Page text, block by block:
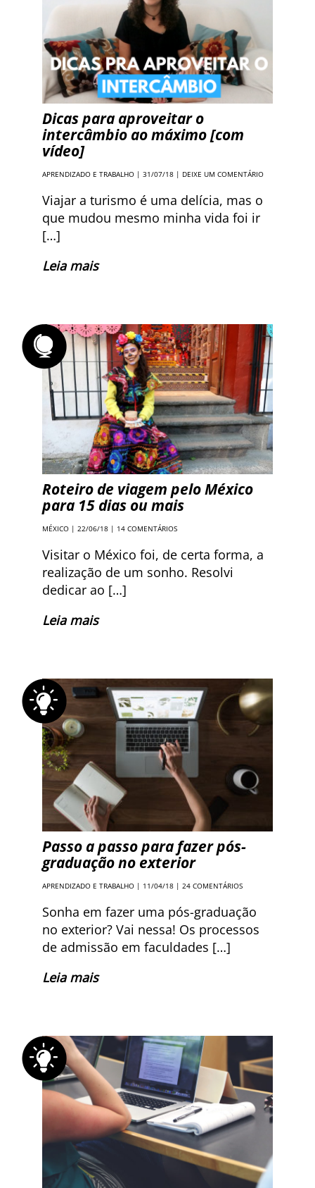
Dicas para aproveitar o
intercâmbio ao máximo [com
vídeo]
APRENDIZADO E TRABALHO | 31/07/18 | DEIXE UM COMENTÁRIO
Viajar a turismo é uma delícia, mas o
que mudou mesmo minha vida foi ir
[…]
Leia mais
Roteiro de viagem pelo México
para 15 dias ou mais
MÉXICO | 22/06/18 | 14 COMENTÁRIOS
Visitar o México foi, de certa forma, a
realização de um sonho. Resolvi
dedicar ao […]
Leia mais
Passo a passo para fazer pós-
graduação no exterior
APRENDIZADO E TRABALHO | 11/04/18 | 24 COMENTÁRIOS
Sonha em fazer uma pós-graduação
no exterior? Vai nessa! Os processos
de admissão em faculdades […]
Leia mais